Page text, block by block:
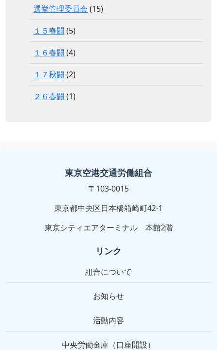
選挙管理委員会 (15)
１５春闘 (5)
１６春闘 (4)
１７秋闘 (2)
２６春闘 (1)
東京空港交通労働組合
〒103-0015
東京都中央区日本橋箱崎町42-1
東京シティエアターミナル 本館2階
リンク
組合について
お知らせ
活動内容
中央労働金庫（口座開設）